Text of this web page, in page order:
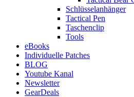
Schlüsselanhänger
Tactical Pen
Taschenclip
Tools
eBooks
Individuelle Patches
BLOG
Youtube Kanal
Newsletter
GearDeals